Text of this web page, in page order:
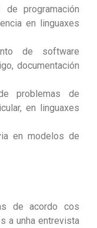
programación
en linguaxes
de software
documentación
problemas de
en linguaxes
en modelos de
de acordo cos
a unha entrevista